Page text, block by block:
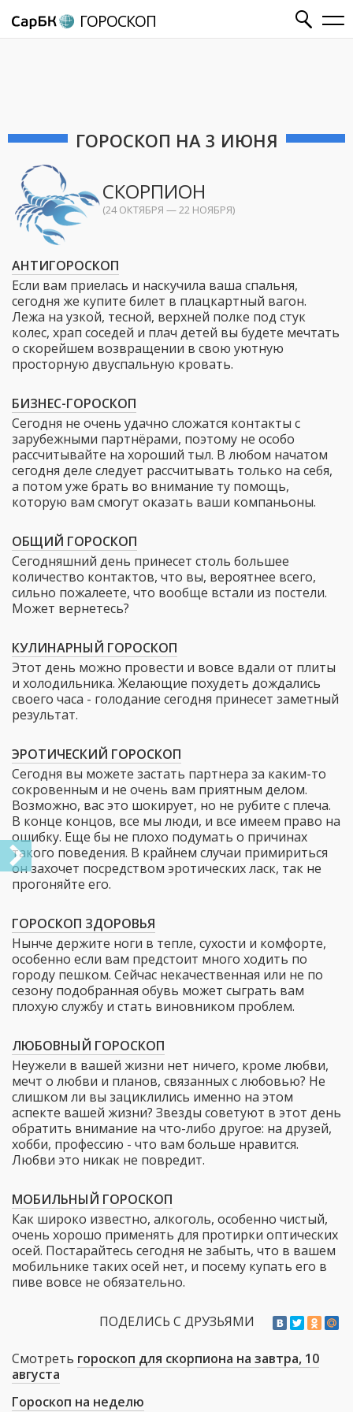
ГОРОСКОП
ГОРОСКОП НА 3 ИЮНЯ
СКОРПИОН
(24 ОКТЯБРЯ — 22 НОЯБРЯ)
АНТИГОРОСКОП
Если вам приелась и наскучила ваша спальня,
сегодня же купите билет в плацкартный вагон.
Лежа на узкой, тесной, верхней полке под стук
колес, храп соседей и плач детей вы будете мечтать
о скорейшем возвращении в свою уютную
просторную двуспальную кровать.
БИЗНЕС-ГОРОСКОП
Сегодня не очень удачно сложатся контакты с
зарубежными партнёрами, поэтому не особо
рассчитывайте на хороший тыл. В любом начатом
сегодня деле следует рассчитывать только на себя,
а потом уже брать во внимание ту помощь,
которую вам смогут оказать ваши компаньоны.
ОБЩИЙ ГОРОСКОП
Сегодняшний день принесет столь большее
количество контактов, что вы, вероятнее всего,
сильно пожалеете, что вообще встали из постели.
Может вернетесь?
КУЛИНАРНЫЙ ГОРОСКОП
Этот день можно провести и вовсе вдали от плиты
и холодильника. Желающие похудеть дождались
своего часа - голодание сегодня принесет заметный
результат.
ЭРОТИЧЕСКИЙ ГОРОСКОП
Сегодня вы можете застать партнера за каким-то
сокровенным и не очень вам приятным делом.
Возможно, вас это шокирует, но не рубите с плеча.
В конце концов, все мы люди, и все имеем право на
ошибку. Еще бы не плохо подумать о причинах
такого поведения. В крайнем случаи примириться
он захочет посредством эротических ласк, так не
прогоняйте его.
ГОРОСКОП ЗДОРОВЬЯ
Нынче держите ноги в тепле, сухости и комфорте,
особенно если вам предстоит много ходить по
городу пешком. Сейчас некачественная или не по
сезону подобранная обувь может сыграть вам
плохую службу и стать виновником проблем.
ЛЮБОВНЫЙ ГОРОСКОП
Неужели в вашей жизни нет ничего, кроме любви,
мечт о любви и планов, связанных с любовью? Не
слишком ли вы зациклились именно на этом
аспекте вашей жизни? Звезды советуют в этот день
обратить внимание на что-либо другое: на друзей,
хобби, профессию - что вам больше нравится.
Любви это никак не повредит.
МОБИЛЬНЫЙ ГОРОСКОП
Как широко известно, алкоголь, особенно чистый,
очень хорошо применять для протирки оптических
осей. Постарайтесь сегодня не забыть, что в вашем
мобильнике таких осей нет, и посему купать его в
пиве вовсе не обязательно.
ПОДЕЛИСЬ С ДРУЗЬЯМИ
Смотреть гороскоп для скорпиона на завтра, 10
августа
Гороскоп на неделю